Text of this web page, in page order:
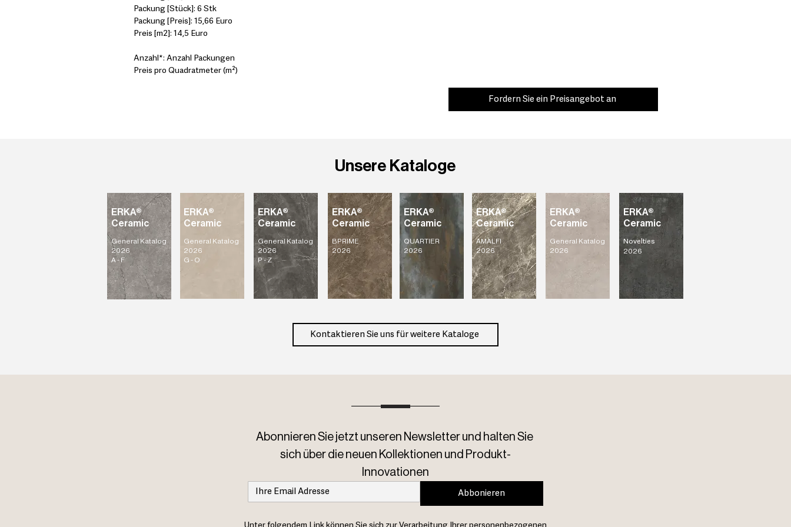
Packung [Stück]: 6 Stk
Packung [Preis]: 15,66 Euro
Preis [m2]: 14,5 Euro
Anzahl*: Anzahl Packungen
Preis pro Quadratmeter (m²)
Fordern Sie ein Preisangebot an
Unsere Kataloge
ERKA®
Ceramic
General Katalog
2026
G - O
ERKA®
Ceramic
General Katalog
2026
A - F
ERKA®
Ceramic
General Katalog
2026
P - Z
ERKA®
Ceramic
AMALFI
2026
ERKA®
Ceramic
QUARTIER
2026
ERKA®
Ceramic
BPRIME
2026
ERKA®
Ceramic
General Katalog
2026
ERKA®
Ceramic
Novelties
2026
Kontaktieren Sie uns für weitere Kataloge
Abonnieren Sie jetzt unseren Newsletter und halten Sie
sich über die neuen Kollektionen und Produkt-
Innovationen
Abbonieren
Unter folgendem Link können Sie sich zur Verarbeitung Ihrer personenbezogenen